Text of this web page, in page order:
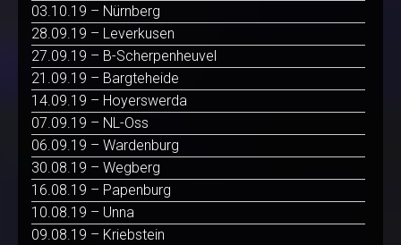
03.10.19 – Nürnberg
28.09.19 – Leverkusen
27.09.19 – B-Scherpenheuvel
21.09.19 – Bargteheide
14.09.19 – Hoyerswerda
07.09.19 – NL-Oss
06.09.19 – Wardenburg
30.08.19 – Wegberg
16.08.19 – Papenburg
10.08.19 – Unna
09.08.19 – Kriebstein